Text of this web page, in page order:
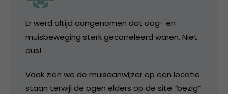
Er werd altijd aangenomen dat oog- en
muisbeweging sterk gecorreleerd waren. Niet
dus!
Vaak zien we de muisaanwijzer op een locatie
staan terwijl de ogen elders op de site “bezig”